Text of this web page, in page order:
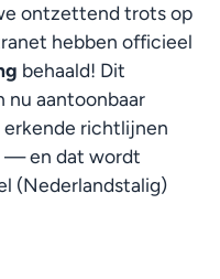
ontzettend trots op
hebben officieel
behaald! Dit
aantoonbaar
erkende richtlijnen
— en dat wordt
(Nederlandstalig)